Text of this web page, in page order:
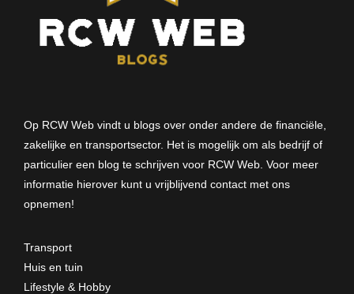
Op RCW Web vindt u blogs over onder andere de financiële,
zakelijke en transportsector. Het is mogelijk om als bedrijf of
particulier een blog te schrijven voor RCW Web. Voor meer
informatie hierover kunt u vrijblijvend contact met ons
opnemen!
Transport
Huis en tuin
Lifestyle & Hobby